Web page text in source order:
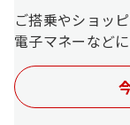
ご搭乗やショッ
電子マネーなどに